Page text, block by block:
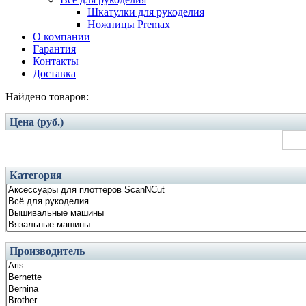
Шкатулки для рукоделия
Ножницы Premax
О компании
Гарантия
Контакты
Доставка
Найдено товаров:
Цена (руб.)
Категория
Производитель